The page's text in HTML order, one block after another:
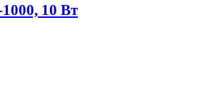
10 Вт